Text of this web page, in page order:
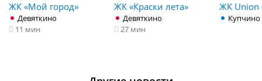
ЖК «Мой город»
Девяткино
11 мин
ЖК «Краски лета»
Девяткино
27 мин
ЖК Union
Купчино